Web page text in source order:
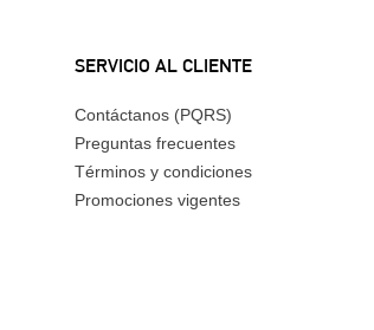
SERVICIO AL CLIENTE
Contáctanos (PQRS)
Preguntas frecuentes
Términos y condiciones
Promociones vigentes